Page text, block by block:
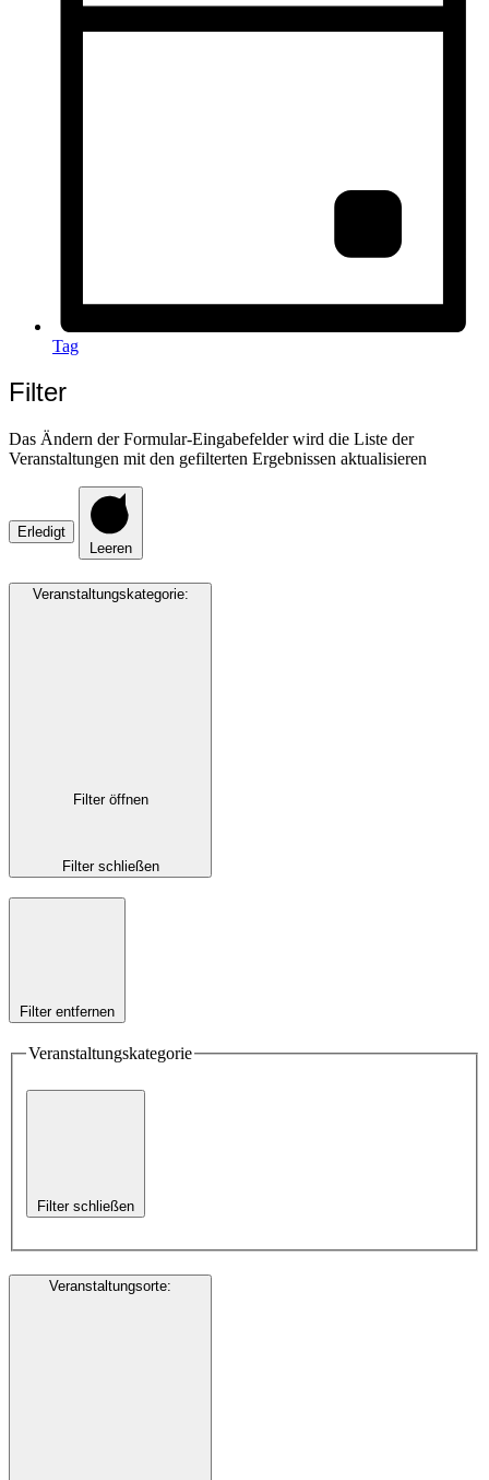
Tag
Filter
Das Ändern der Formular-Eingabefelder wird die Liste der
Veranstaltungen mit den gefilterten Ergebnissen aktualisieren
Erledigt
Leeren
Veranstaltungskategorie:
Filter öffnen
Filter schließen
Filter entfernen
Veranstaltungskategorie
Filter schließen
Veranstaltungsorte: